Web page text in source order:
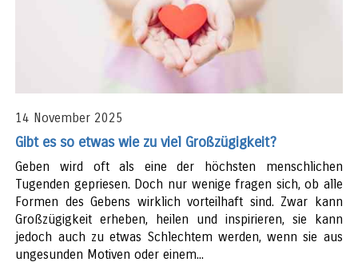
14 November 2025
Gibt es so etwas wie zu viel Großzügigkeit?
Geben wird oft als eine der höchsten menschlichen
Tugenden gepriesen. Doch nur wenige fragen sich, ob alle
Formen des Gebens wirklich vorteilhaft sind. Zwar kann
Großzügigkeit erheben, heilen und inspirieren, sie kann
jedoch auch zu etwas Schlechtem werden, wenn sie aus
ungesunden Motiven oder einem...